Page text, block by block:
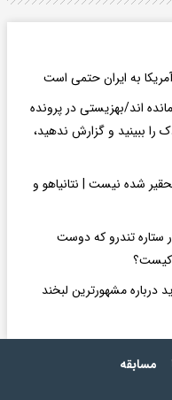
به ایران حتمی است
اند/بهزیستی در پرونده
ببینید و گزارش ندهید،
شده نیست | نتانیاهو و
ستاره تندرو که دوست
کیست؟
درباره مشهورترین لبخند
مسابقه